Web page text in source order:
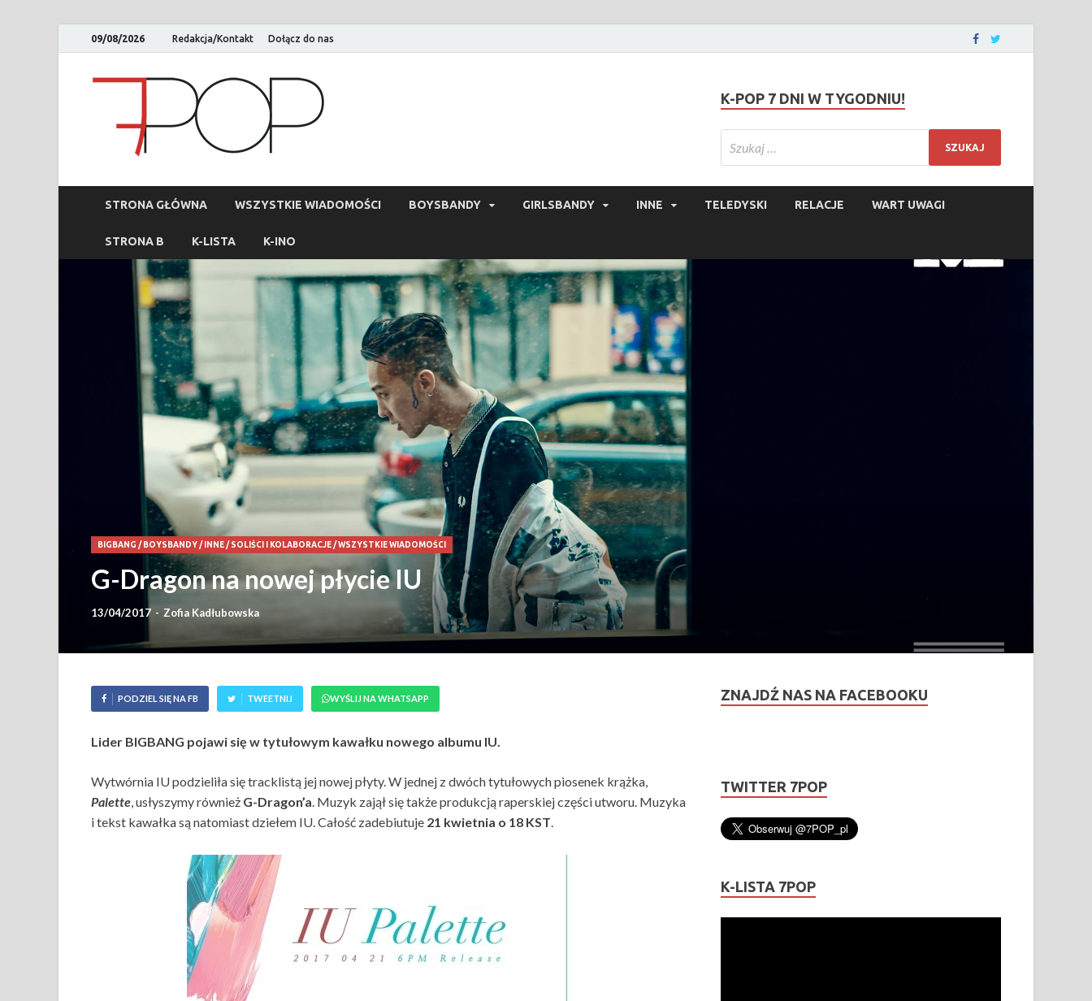
09/08/2026 Redakcja/Kontakt Dołącz do nas
K-POP 7 DNI W TYGODNIU!
STRONA GŁÓWNA WSZYSTKIE WIADOMOŚCI BOYSBANDY GIRLSBANDY INNE TELEDYSKI RELACJE WART UWAGI
STRONA B K-LISTA K-INO
BIGBANG / BOYSBANDY/ INNE/ SOLIŚCI I KOLABORACJE/WSZYSTKIE WIADOMOŚCI
G-Dragon na nowej płycie IU
13/04/2017 - Zofia Kadłubowska
PODZIEL SIĘ NA FB TWEETNIJ WYŚLIJ NA WHATSAPP
Lider BIGBANG pojawi się w tytułowym kawałku nowego albumu IU.
Wytwórnia IU podzieliła się tracklistą jej nowej płyty. W jednej z dwóch tytułowych piosenek krążka,
Palette, usłyszymy również G-Dragon’a. Muzyk zajął się także produkcją raperskiej części utworu. Muzyka
i tekst kawałka są natomiast dziełem IU. Całość zadebiutuje 21 kwietnia o 18 KST.
ZNAJDŹ NAS NA FACEBOOKU
TWITTER 7POP
K-LISTA 7POP